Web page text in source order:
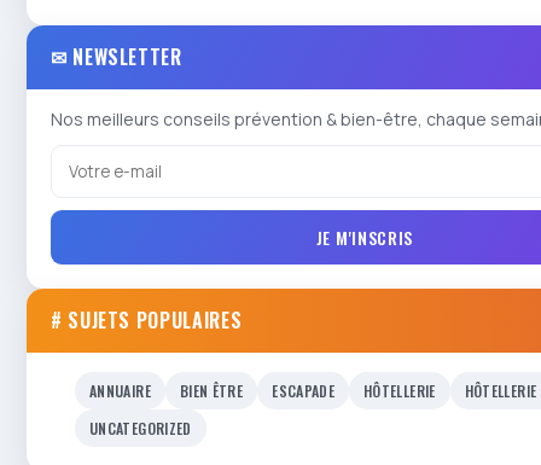
✉ NEWSLETTER
Nos meilleurs conseils prévention & bien-être, chaque
JE M'INSCRIS
# SUJETS POPULAIRES
ANNUAIRE BIEN ÊTRE ESCAPADE HÔTELLERIE
UNCATEGORIZED